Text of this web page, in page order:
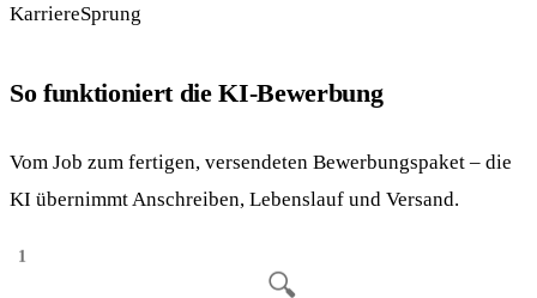
KarriereSprung
So funktioniert die KI-Bewerbung
Vom Job zum fertigen, versendeten Bewerbungspaket – die
KI übernimmt Anschreiben, Lebenslauf und Versand.
🔍